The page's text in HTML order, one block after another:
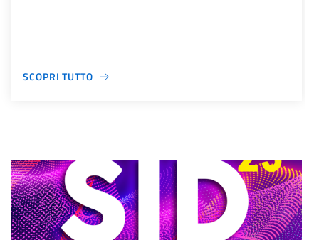
SCOPRI TUTTO